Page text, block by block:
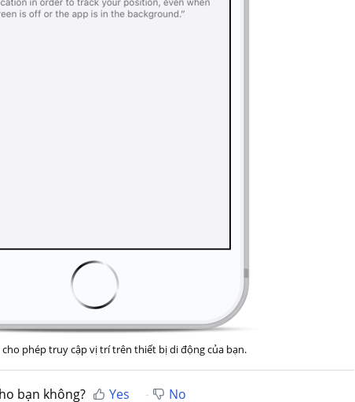
cho phép truy cập vị trí trên thiết bị di động của bạn.
bạn không? Yes No